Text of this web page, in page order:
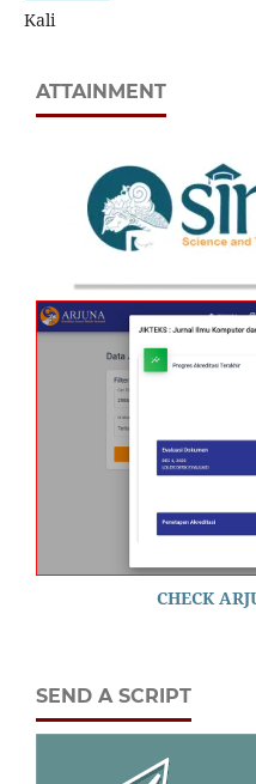
Kali
ATTAINMENT
CHECK
SEND A SCRIPT